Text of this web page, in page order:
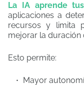
La IA aprende
aplicaciones a
recursos y limita
mejorar la duración
Esto permite:
Mayor